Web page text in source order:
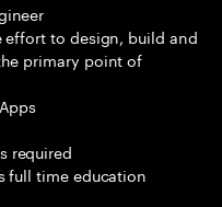
effort to design, build and
primary point of
required
full time education